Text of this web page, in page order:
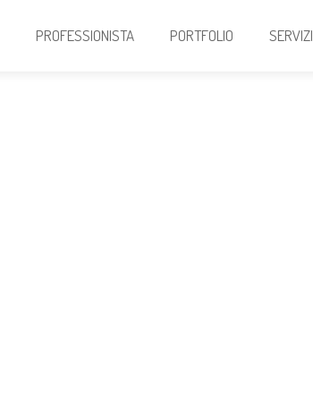
PROFESSIONISTA PORTFOLIO SERVIZI